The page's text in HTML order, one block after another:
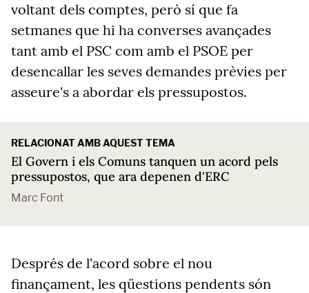
voltant dels comptes, però sí que fa
setmanes que hi ha converses avançades
tant amb el PSC com amb el PSOE per
desencallar les seves demandes prèvies per
asseure's a abordar els pressupostos.
RELACIONAT AMB AQUEST TEMA
El Govern i els Comuns tanquen un acord pels
pressupostos, que ara depenen d'ERC
Marc Font
Després de l'acord sobre el nou
finançament, les qüestions pendents són